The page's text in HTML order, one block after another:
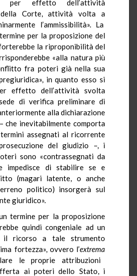
per effetto dell’attività
della Corte, attività volta a
l’ammissibilità». La
per la proposizione del
la riproponibilità del
«alla natura più
fra poteri già nella sua
in quanto esso si
effetto dell’attività svolta
di verifica preliminare di
alla dichiarazione
che inevitabilmente comporta
assegnati al ricorrente
del giudizio –, i
sono «contrassegnati da
impedisce di stabilire se e
(magari latente, o anche
politico) insorgerà sul
giuridico».
un termine per la proposizione
quindi congeniale ad un
il ricorso a tale strumento
fortezza», ovvero l’extrema
le proprie attribuzioni
ai poteri dello Stato, i